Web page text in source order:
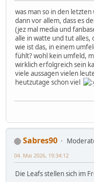
was man so in den
dann vor allem, dass es
(jez mal media und
alle in watte und tut alles,
wie ist das, in einem
fühlt? wohl kein umfeld,
wirklich erfolgreich sein
viele aussagen vielen
heutzutage schon viel
Sabres90
04. Mai 2026, 19:34:12
Die Leafs stellen sich im